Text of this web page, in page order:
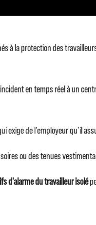
à la protection des
en temps réel à un
exige de l’employeur qu’il
ou des tenues
d’alarme du travailleur isolé